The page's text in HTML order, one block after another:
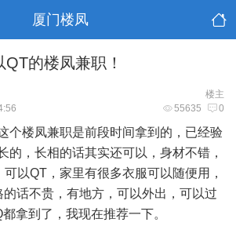
厦门楼凤
的楼凤兼职！
楼主
55635 0
个楼凤兼职是前段时间拿到的，已经验
的，长相的话其实还可以，身材不错，
以QT，家里有很多衣服可以随便用，
话不贵，有地方，可以外出，可以过
拿到了，我现在推荐一下。